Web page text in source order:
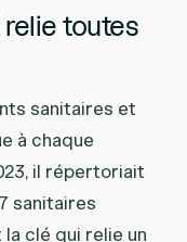
relie toutes
sanitaires et
à chaque
il répertoriait
sanitaires
la clé qui relie un